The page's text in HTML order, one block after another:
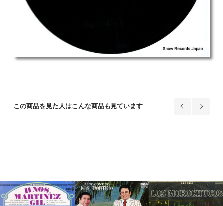
この商品を見た人はこんな商品も見ています